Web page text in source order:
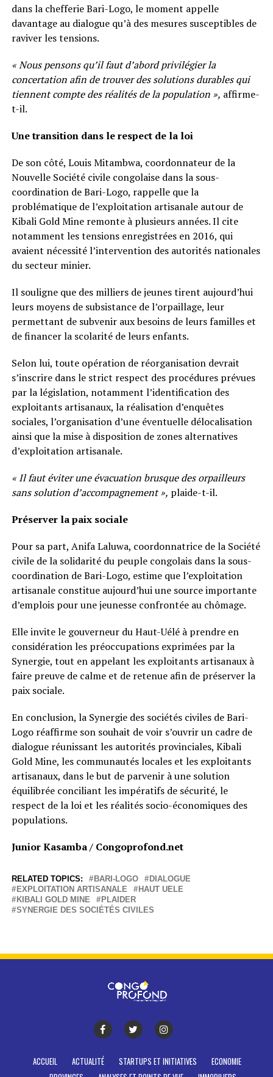
dans la chefferie Bari-Logo, le moment appelle
davantage au dialogue qu’à des mesures susceptibles de
raviver les tensions.
« Nous pensons qu’il faut d’abord privilégier la
concertation afin de trouver des solutions durables qui
tiennent compte des réalités de la population », affirme-
t-il.
Une transition dans le respect de la loi
De son côté, Louis Mitambwa, coordonnateur de la
Nouvelle Société civile congolaise dans la sous-
coordination de Bari-Logo, rappelle que la
problématique de l’exploitation artisanale autour de
Kibali Gold Mine remonte à plusieurs années. Il cite
notamment les tensions enregistrées en 2016, qui
avaient nécessité l’intervention des autorités nationales
du secteur minier.
Il souligne que des milliers de jeunes tirent aujourd’hui
leurs moyens de subsistance de l’orpaillage, leur
permettant de subvenir aux besoins de leurs familles et
de financer la scolarité de leurs enfants.
Selon lui, toute opération de réorganisation devrait
s’inscrire dans le strict respect des procédures prévues
par la législation, notamment l’identification des
exploitants artisanaux, la réalisation d’enquêtes
sociales, l’organisation d’une éventuelle délocalisation
ainsi que la mise à disposition de zones alternatives
d’exploitation artisanale.
« Il faut éviter une évacuation brusque des orpailleurs
sans solution d’accompagnement », plaide-t-il.
Préserver la paix sociale
Pour sa part, Anifa Laluwa, coordonnatrice de la Société
civile de la solidarité du peuple congolais dans la sous-
coordination de Bari-Logo, estime que l’exploitation
artisanale constitue aujourd’hui une source importante
d’emplois pour une jeunesse confrontée au chômage.
Elle invite le gouverneur du Haut-Uélé à prendre en
considération les préoccupations exprimées par la
Synergie, tout en appelant les exploitants artisanaux à
faire preuve de calme et de retenue afin de préserver la
paix sociale.
En conclusion, la Synergie des sociétés civiles de Bari-
Logo réaffirme son souhait de voir s’ouvrir un cadre de
dialogue réunissant les autorités provinciales, Kibali
Gold Mine, les communautés locales et les exploitants
artisanaux, dans le but de parvenir à une solution
équilibrée conciliant les impératifs de sécurité, le
respect de la loi et les réalités socio-économiques des
populations.
Junior Kasamba / Congoprofond.net
RELATED TOPICS: BARI-LOGO
DIALOGUE
EXPLOITATION ARTISANALE
HAUT UELE
KIBALI GOLD MINE
PLAIDER
SYNERGIE DES SOCIÉTÉS CIVILES
ACCUEIL ACTUALITÉ STARTUPS ET INITIATIVES
ECONOMIE